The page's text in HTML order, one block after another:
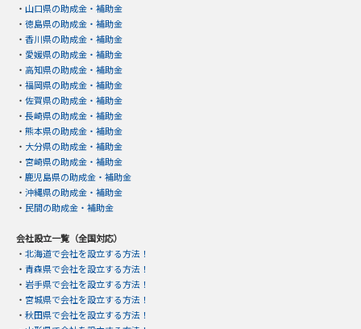
・ 山口県の助成金・補助金
・ 徳島県の助成金・補助金
・ 香川県の助成金・補助金
・ 愛媛県の助成金・補助金
・ 高知県の助成金・補助金
・ 福岡県の助成金・補助金
・ 佐賀県の助成金・補助金
・ 長崎県の助成金・補助金
・ 熊本県の助成金・補助金
・ 大分県の助成金・補助金
・ 宮崎県の助成金・補助金
・ 鹿児島県の助成金・補助金
・ 沖縄県の助成金・補助金
・ 民間の助成金・補助金
会社設立一覧（全国対応）
・ 北海道で会社を設立する方法！
・ 青森県で会社を設立する方法！
・ 岩手県で会社を設立する方法！
・ 宮城県で会社を設立する方法！
・ 秋田県で会社を設立する方法！